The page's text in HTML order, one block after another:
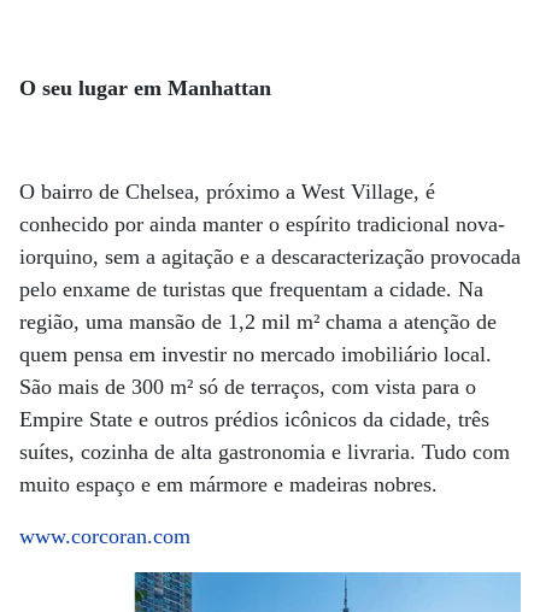
O seu lugar em Manhattan
O bairro de Chelsea, próximo a West Village, é
conhecido por ainda manter o espírito tradicional nova-
iorquino, sem a agitação e a descaracterização provocada
pelo enxame de turistas que frequentam a cidade. Na
região, uma mansão de 1,2 mil m² chama a atenção de
quem pensa em investir no mercado imobiliário local.
São mais de 300 m² só de terraços, com vista para o
Empire State e outros prédios icônicos da cidade, três
suítes, cozinha de alta gastronomia e livraria. Tudo com
muito espaço e em mármore e madeiras nobres.
www.corcoran.com